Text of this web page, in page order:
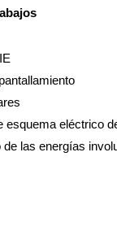
eléctrico
las energías